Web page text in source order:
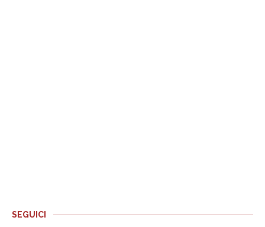
SEGUICI